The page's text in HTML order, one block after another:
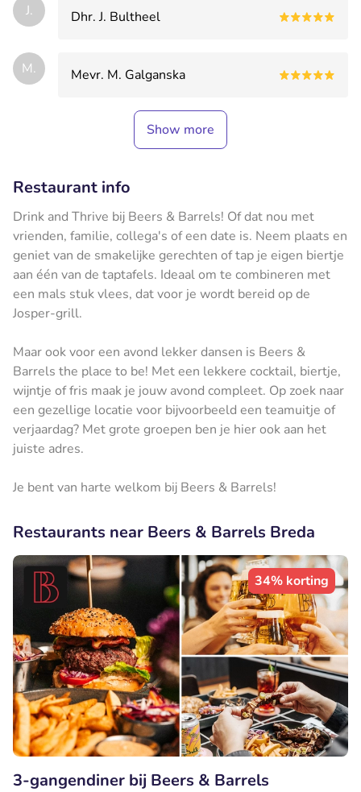
J. Dhr. J. Bultheel
M. Mevr. M. Galganska
Show more
Restaurant info
Drink and Thrive bij Beers & Barrels! Of dat nou met
vrienden, familie, collega's of een date is. Neem plaats en
geniet van de smakelijke gerechten of tap je eigen biertje
aan één van de taptafels. Ideaal om te combineren met
een mals stuk vlees, dat voor je wordt bereid op de
Josper-grill.
Maar ook voor een avond lekker dansen is Beers &
Barrels the place to be! Met een lekkere cocktail, biertje,
wijntje of fris maak je jouw avond compleet. Op zoek naar
een gezellige locatie voor bijvoorbeeld een teamuitje of
verjaardag? Met grote groepen ben je hier ook aan het
juiste adres.
Je bent van harte welkom bij Beers & Barrels!
Restaurants near Beers & Barrels Breda
34% korting
3-gangendiner bij Beers & Barrels